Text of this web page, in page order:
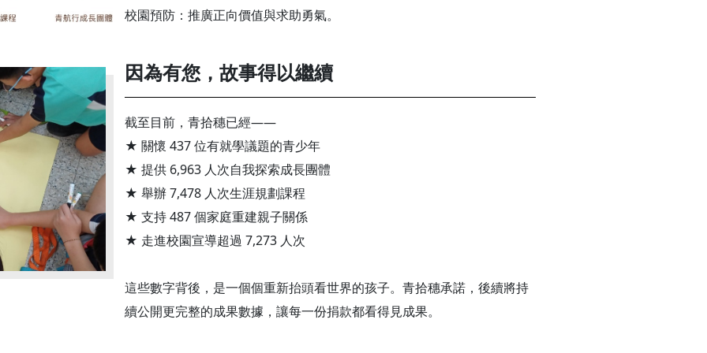
校園預防：推廣正向價值與求助勇氣。
因為有您，故事得以繼續
截至目前，青拾穗已經——
★ 關懷 437 位有就學議題的青少年
★ 提供 6,963 人次自我探索成長團體
★ 舉辦 7,478 人次生涯規劃課程
★ 支持 487 個家庭重建親子關係
★ 走進校園宣導超過 7,273 人次
這些數字背後，是一個個重新抬頭看世界的孩子。青拾穗承諾，後續將持
續公開更完整的成果數據，讓每一份捐款都看得見成果。